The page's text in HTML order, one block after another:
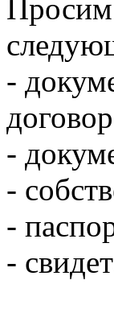
Просим
-
-
-
-
-